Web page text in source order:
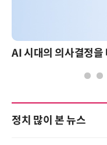
AI 시대의 의사결정을 바꾸는 수리최적화(Optimization): 실제 산업 적용 사례와 활용 전략
정치 많이 본 뉴스